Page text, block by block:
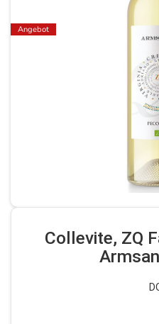
Angebot
Collevite, ZQ